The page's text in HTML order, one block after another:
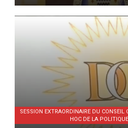
SESSION EXTRAORDINAIRE DU CONSEIL
HOC DE LA